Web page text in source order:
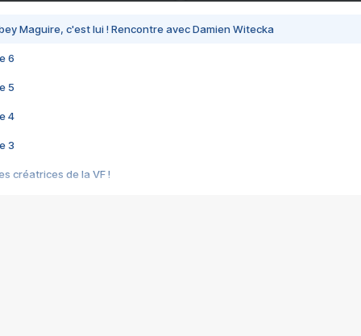
Maguire, c'est lui ! Rencontre avec Damien Witecka
6
5
4
3
créatrices de la VF !